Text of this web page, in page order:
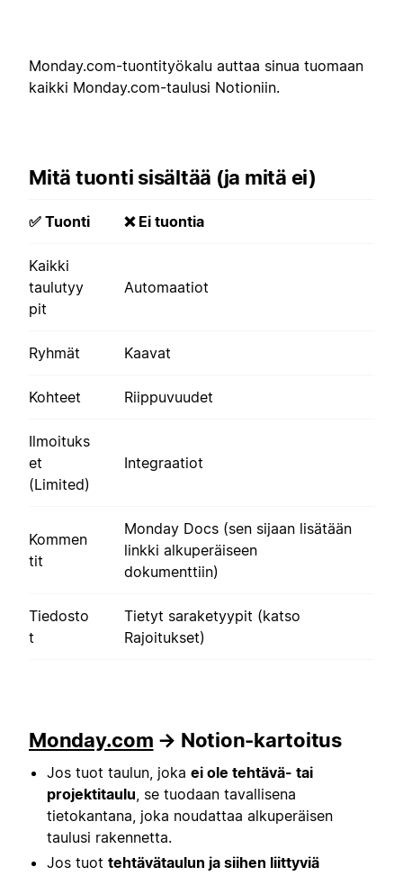
Monday.com-tuontityökalu auttaa sinua tuomaan
kaikki Monday.com-taulusi Notioniin.
Mitä tuonti sisältää (ja mitä ei)
✅ Tuonti ❌ Ei tuontia
Kaikki
taulutyy
pit
Automaatiot
Ryhmät Kaavat
Kohteet Riippuvuudet
Ilmoituks
et
(Limited)
Integraatiot
Kommen
tit
Monday Docs (sen sijaan lisätään
linkki alkuperäiseen
dokumenttiin)
Tiedosto
t
Tietyt saraketyypit (katso
Rajoitukset)
Monday.com → Notion-kartoitus
Jos tuot taulun, joka ei ole tehtävä- tai
projektitaulu, se tuodaan tavallisena
tietokantana, joka noudattaa alkuperäisen
taulusi rakennetta.
Jos tuot tehtävätaulun ja siihen liittyviä